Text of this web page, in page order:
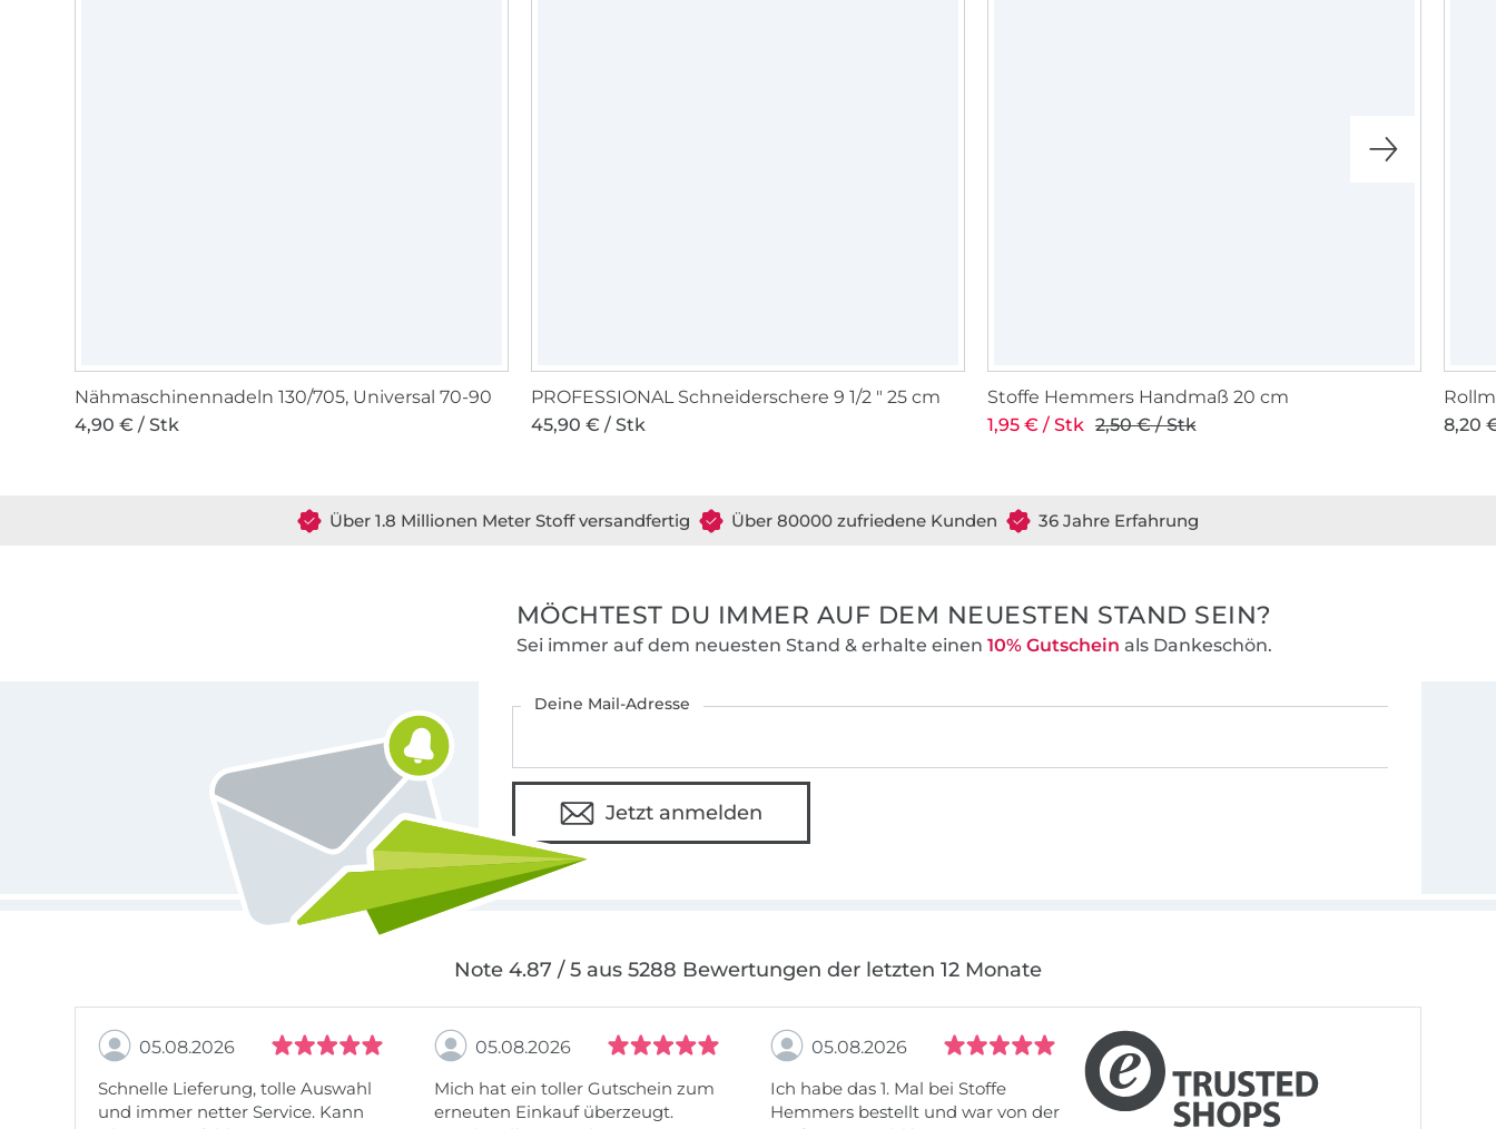
Nähmaschinennadeln 130/705, Universal 70-90
4,90 € / Stk
PROFESSIONAL Schneiderschere 9 1/2 " 25 cm
45,90 € / Stk
Stoffe Hemmers Handmaß 20 cm
1,95 € / Stk 2,50 € / Stk
8,20
Über 1.8 Millionen Meter Stoff versandfertig Über 80000 zufriedene Kunden 36 Jahre Erfahrung
MÖCHTEST DU IMMER AUF DEM NEUESTEN STAND SEIN?
Sei immer auf dem neuesten Stand & erhalte einen 10% Gutschein als Dankeschön.
Deine Mail-Adresse
Jetzt anmelden
Note 4.87 / 5 aus 5288 Bewertungen der letzten 12 Monate
05.08.2026
Schnelle Lieferung, tolle Auswahl
und immer netter Service. Kann
05.08.2026
Mich hat ein toller Gutschein zum
erneuten Einkauf überzeugt.
05.08.2026
Ich habe das 1. Mal bei Stoffe
Hemmers bestellt und war von der